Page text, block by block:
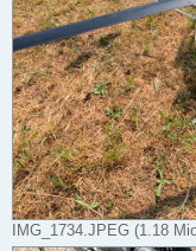
IMG_1734.JPEG (1.18